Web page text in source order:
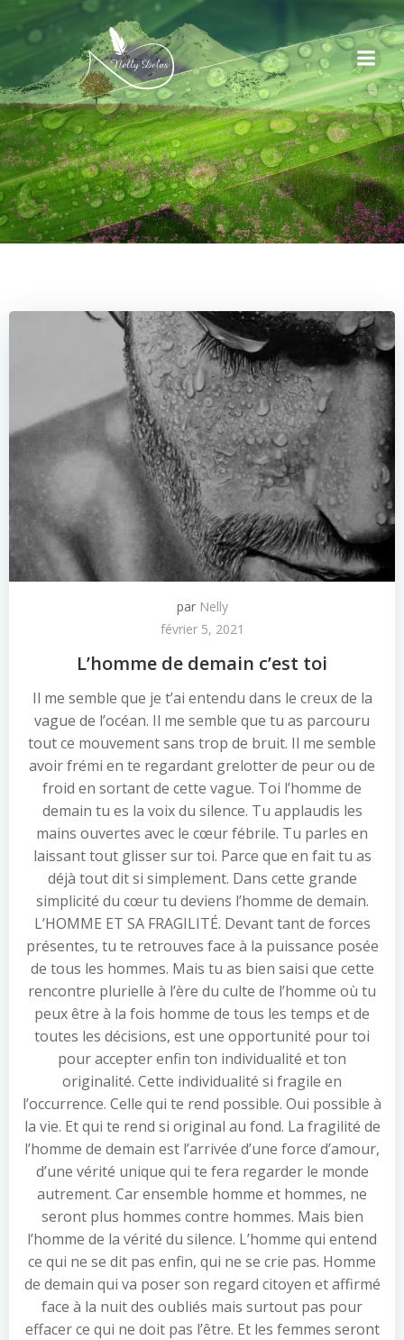
par Nelly
février 5, 2021
L’homme de demain c’est toi
Il me semble que je t’ai entendu dans le creux de la
vague de l’océan. Il me semble que tu as parcouru
tout ce mouvement sans trop de bruit. Il me semble
avoir frémi en te regardant grelotter de peur ou de
froid en sortant de cette vague. Toi l’homme de
demain tu es la voix du silence. Tu applaudis les
mains ouvertes avec le cœur fébrile. Tu parles en
laissant tout glisser sur toi. Parce que en fait tu as
déjà tout dit si simplement. Dans cette grande
simplicité du cœur tu deviens l’homme de demain.
L’HOMME ET SA FRAGILITÉ. Devant tant de forces
présentes, tu te retrouves face à la puissance posée
de tous les hommes. Mais tu as bien saisi que cette
rencontre plurielle à l’ère du culte de l’homme où tu
peux être à la fois homme de tous les temps et de
toutes les décisions, est une opportunité pour toi
pour accepter enfin ton individualité et ton
originalité. Cette individualité si fragile en
l’occurrence. Celle qui te rend possible. Oui possible à
la vie. Et qui te rend si original au fond. La fragilité de
l’homme de demain est l’arrivée d’une force d’amour,
d’une vérité unique qui te fera regarder le monde
autrement. Car ensemble homme et hommes, ne
seront plus hommes contre hommes. Mais bien
l’homme de la vérité du silence. L’homme qui entend
ce qui ne se dit pas enfin, qui ne se crie pas. Homme
de demain qui va poser son regard citoyen et affirmé
face à la nuit des oubliés mais surtout pas pour
effacer ce qui ne doit pas l’être. Et les femmes seront